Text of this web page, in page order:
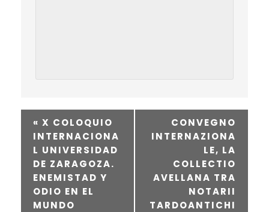
« X COLOQUIO
INTERNACIONA
L UNIVERSIDAD
DE ZARAGOZA.
ENEMISTAD Y
ODIO EN EL
MUNDO
CONVEGNO
INTERNAZIONA
LE, LA
COLLECTIO
AVELLANA TRA
NOTARII
TARDOANTICHI